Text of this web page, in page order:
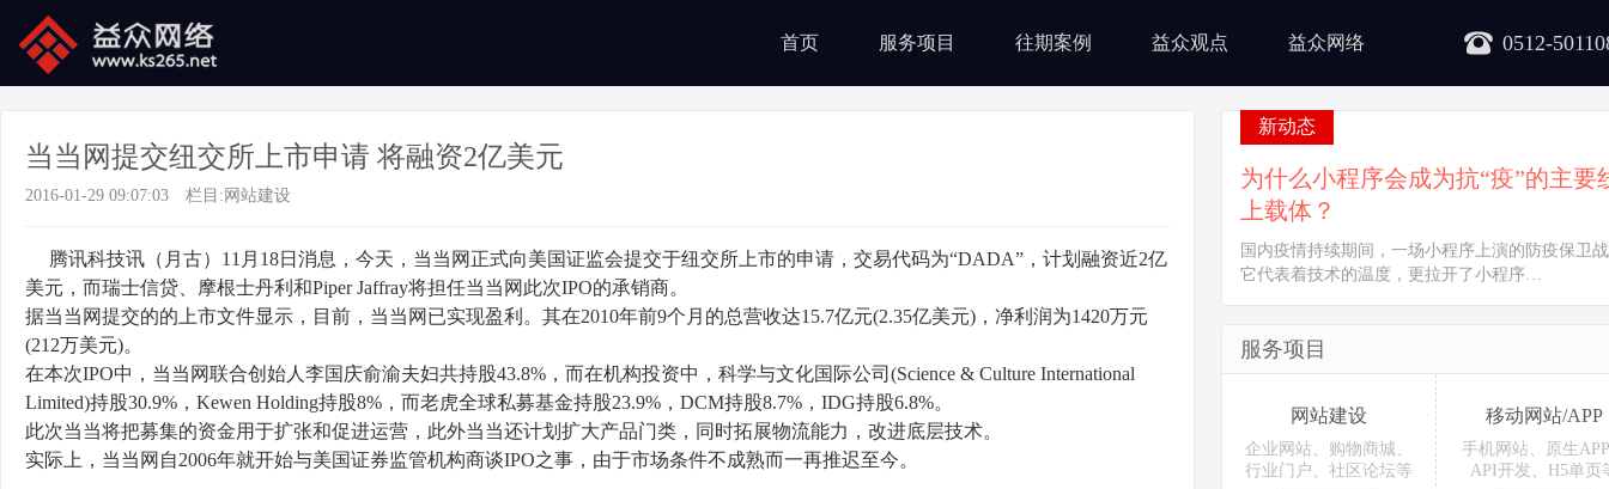
0512-
首页 服务项目 往期案例 益众观点 益众网络
当当网提交纽交所上市申请 将融资2亿美元
2016-01-29 09:07:03 栏目: 网站建设
腾讯科技讯（月古）11月18日消息，今天，当当网正式向美国证监会提交于纽交所上市的申请，交易代码为“DADA”，计划融资近2亿
美元，而瑞士信贷、摩根士丹利和Piper Jaffray将担任当当网此次IPO的承销商。
据当当网提交的的上市文件显示，目前，当当网已实现盈利。其在2010年前9个月的总营收达15.7亿元(2.35亿美元)，净利润为1420万元
(212万美元)。
在本次IPO中，当当网联合创始人李国庆俞渝夫妇共持股43.8%，而在机构投资中，科学与文化国际公司(Science & Culture International
Limited)持股30.9%，Kewen Holding持股8%，而老虎全球私募基金持股23.9%，DCM持股8.7%，IDG持股6.8%。
此次当当将把募集的资金用于扩张和促进运营，此外当当还计划扩大产品门类，同时拓展物流能力，改进底层技术。
实际上，当当网自2006年就开始与美国证券监管机构商谈IPO之事，由于市场条件不成熟而一再推迟至今。
新动态
为什么小程序会成为抗“疫”的主要
上载体？
国内疫情持续期间，一场小程序上演的防疫保卫
它代表着技术的温度，更拉开了小程序…
服务项目
网站建设
企业网站、购物商城、
行业门户、社区论坛等
移动网站/APP
手机网站、原生
API开发、H5单页